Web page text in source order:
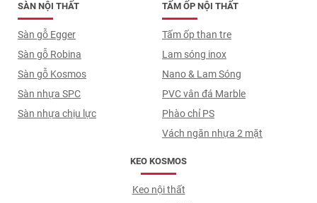
TẤM ỐP NỘI THẤT
Tấm ốp than tre
Lam sóng inox
Nano & Lam Sóng
PVC vân đá Marble
Phào chỉ PS
Vách ngăn nhựa 2 mặt
SÀN NỘI THẤT
Sàn gỗ Egger
Sàn gỗ Robina
Sàn gỗ Kosmos
Sàn nhựa SPC
Sàn nhựa chịu lực
KEO KOSMOS
Keo nội thất